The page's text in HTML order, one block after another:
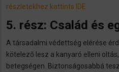
részletekhez kattints IDE.
5. rész: Család és
A társadalmi védettség elérése
kötelező lesz a kanyaró elleni
betegségen. Biztonságosabbá